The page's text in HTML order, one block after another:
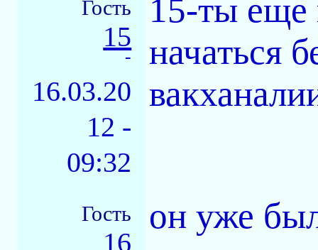
Гость
15
-
16.03.20
12 -
09:32
15-ты еще
начаться
Гость
16
он уже